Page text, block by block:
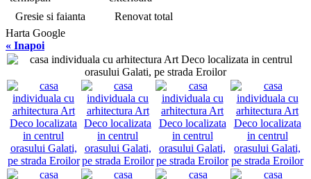
Gresie si faianta
Renovat total
Harta Google
« Inapoi